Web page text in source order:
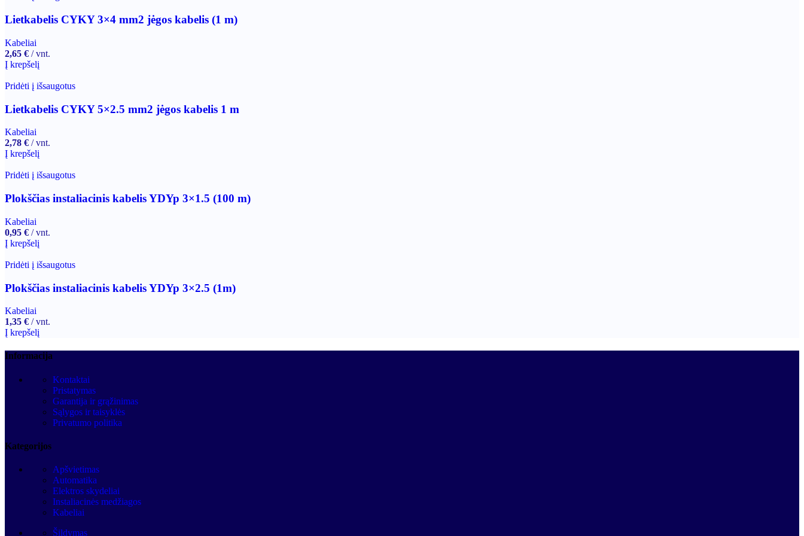
Lietkabelis CYKY 3×4 mm2 jėgos kabelis (1 m)
Kabeliai
2,65 €
vnt.
Į krepšelį
Pridėti į išsaugotus
Lietkabelis CYKY 5×2.5 mm2 jėgos kabelis 1 m
Kabeliai
2,78 €
vnt.
Į krepšelį
Pridėti į išsaugotus
Plokščias instaliacinis kabelis YDYp 3×1.5 (100 m)
Kabeliai
0,95 €
vnt.
Į krepšelį
Pridėti į išsaugotus
Plokščias instaliacinis kabelis YDYp 3×2.5 (1m)
Kabeliai
1,35 €
vnt.
Į krepšelį
Informacija
Kontaktai
Pristatymas
Garantija ir grąžinimas
Sąlygos ir taisyklės
Privatumo politika
Kategorijos
Apšvietimas
Automatika
Elektros skydeliai
Instaliacinės medžiagos
Kabeliai
Šildymas